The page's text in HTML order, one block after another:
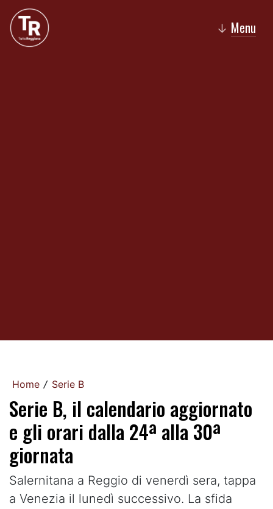
↓ Menu
Home / Serie B
Serie B, il calendario aggiornato
e gli orari dalla 24ª alla 30ª
giornata
Salernitana a Reggio di venerdì sera, tappa
a Venezia il lunedì successivo. La sfida